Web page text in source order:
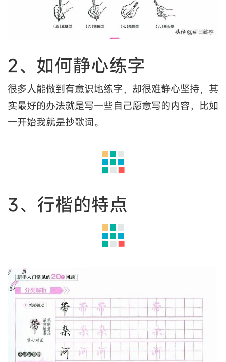
2、如何静心练字
很多人能做到有意识地练字，却很难静心坚持，其
实最好的办法就是写一些自己愿意写的内容，比如
一开始我就是抄歌词。
3、行楷的特点